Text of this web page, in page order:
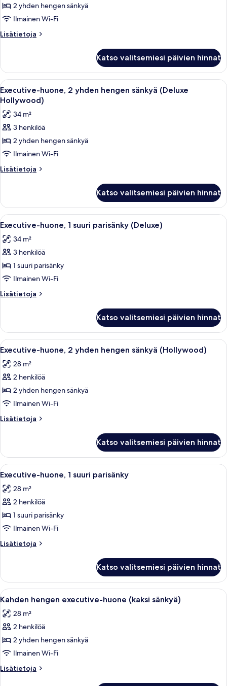
2
yhden
sänkyä
2 yhden hengen sänkyä
Ilmainen Wi-Fi
Lisätietoja
Lisätietoja
2
yhden
hengen
sänkyä
Katso valitsemiesi päivien hinnat
Avaa
kaikki
huonetyypin
Executive-
huone,
2
yhden
hengen
Hollywood)
kuvat
Hotellihuone, jossa on kaksi
8
Executive-huone, 2 yhden hengen sänkyä (Deluxe
Hollywood)
34 m²
3 henkilöä
2 yhden hengen sänkyä
Ilmainen Wi-Fi
Lisätietoja
Lisätietoja
2
yhden
hengen
(Deluxe
Hollywood)
Katso valitsemiesi päivien hinnat
Avaa
kaikki
huonetyypin
Executive-
huone,
1
suuri
parisänky
kuvat
Hotellihuone, jossa on sänky, tuoli,
8
Executive-huone, 1 suuri parisänky (Deluxe)
34 m²
3 henkilöä
1 suuri parisänky
Ilmainen Wi-Fi
Lisätietoja
Lisätietoja
1
suuri
parisänky
Katso valitsemiesi päivien hinnat
Avaa
kaikki
huonetyypin
Executive-
huone,
2
yhden
hengen
(Hollywood)
kuvat
Hotellihuone, jossa on kaksi
8
Executive-huone, 2 yhden hengen sänkyä (Hollywood)
28 m²
2 henkilöä
2 yhden hengen sänkyä
Ilmainen Wi-Fi
Lisätietoja
Lisätietoja
2
yhden
hengen
(Hollywood)
Katso valitsemiesi päivien hinnat
Avaa
kaikki
huonetyypin
Executive-
huone,
1
suuri
parisänky
Hotellihuone, jossa on sänky, tuoli,
8
Executive-huone, 1 suuri parisänky
28 m²
2 henkilöä
1 suuri parisänky
Ilmainen Wi-Fi
Lisätietoja
Lisätietoja
1
suuri
parisänky
Katso valitsemiesi päivien hinnat
Avaa
kaikki
huonetyypin
Kahden
hengen
executive-
huone
(kaksi
Hotellihuone, jossa on kaksi
8
Kahden hengen executive-huone (kaksi sänkyä)
28 m²
2 henkilöä
2 yhden hengen sänkyä
Ilmainen Wi-Fi
Lisätietoja
Lisätietoja